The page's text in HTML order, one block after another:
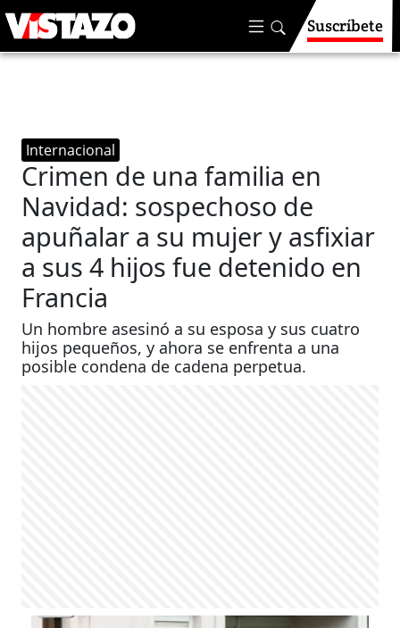
Suscríbete
Internacional
Crimen de una familia en
Navidad: sospechoso de
apuñalar a su mujer y asfixiar
a sus 4 hijos fue detenido en
Francia
Un hombre asesinó a su esposa y sus cuatro
hijos pequeños, y ahora se enfrenta a una
posible condena de cadena perpetua.